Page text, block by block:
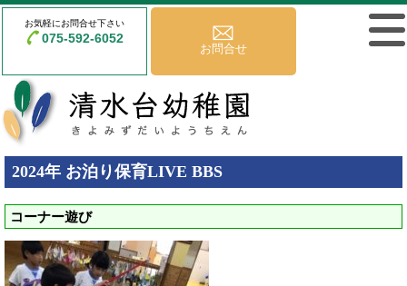
お気軽にお問合せ下さい
075-592-6052
お問合せ
2024年 お泊り保育LIVE BBS
コーナー遊び